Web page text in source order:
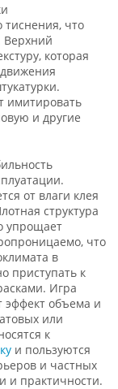
тиснения, что
Верхний
которая
имитировать
и другие
от влаги клея
структура
упрощает
что
в
приступать к
Игра
эффект объема и
или
к
и пользуются
и частных
и практичности.